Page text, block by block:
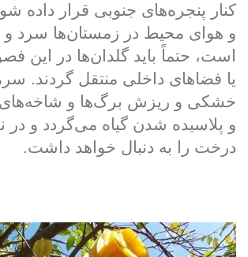
کنار پنجره‌های جنوبی قرار داده
و هوای محیط در زمستان‌ها سرد و
است، حتماً باید گلدان‌ها در این
یا فضاهای داخلی منتقل گردند.
خشکی و ریزش برگ‌ها و شاخه‌های
و پلاسیده شدن گیاه می‌گردد و در
درخت را به دنبال خواهد داشت.